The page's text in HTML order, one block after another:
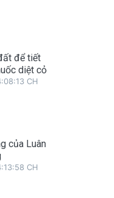
để tiết
diệt cỏ
CH
của Luân
CH